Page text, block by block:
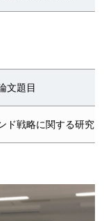
文題目
ド戦略に関する研究